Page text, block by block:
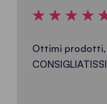
Ottimi prodotti,